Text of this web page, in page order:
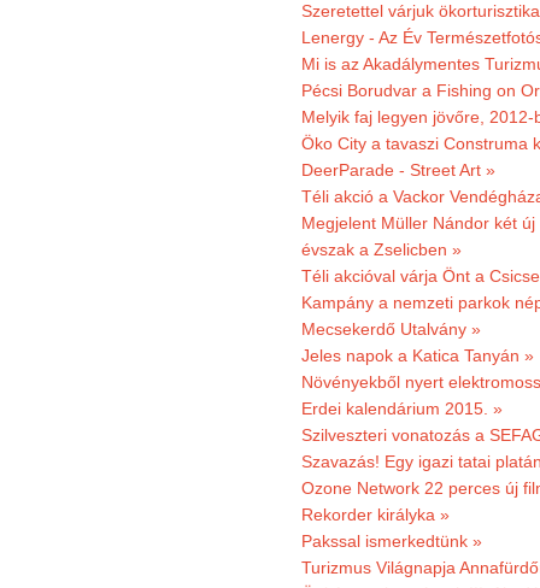
Szeretettel várjuk
Lenergy - Az Év
Mi is az Akadálymentes
Pécsi Borudvar a Fishing on
Melyik faj legyen jövőre,
Öko City a tavaszi Construma
DeerParade - Street Art »
Téli akció a Vackor
Megjelent Müller Nándor két
évszak a Zselicben »
Téli akcióval várja Önt a
Kampány a nemzeti parkok
Mecsekerdő Utalvány »
Jeles napok a Katica Tanyán »
Növényekből nyert
Erdei kalendárium 2015. »
Szilveszteri vonatozás a
Szavazás! Egy igazi tatai
Ozone Network 22 perces új
Rekorder királyka »
Pakssal ismerkedtünk »
Turizmus Világnapja